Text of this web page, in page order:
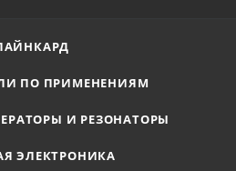
ПО ПРИМЕНЕНИЯМ
И РЕЗОНАТОРЫ
ЭЛЕКТРОНИКА